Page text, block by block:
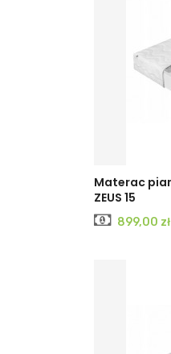
Materac
ZEUS 15
Cena
899,00 zł